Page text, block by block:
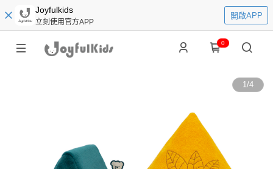
Joyfulkids
立刻使用官方APP
開啟APP
0
1/4